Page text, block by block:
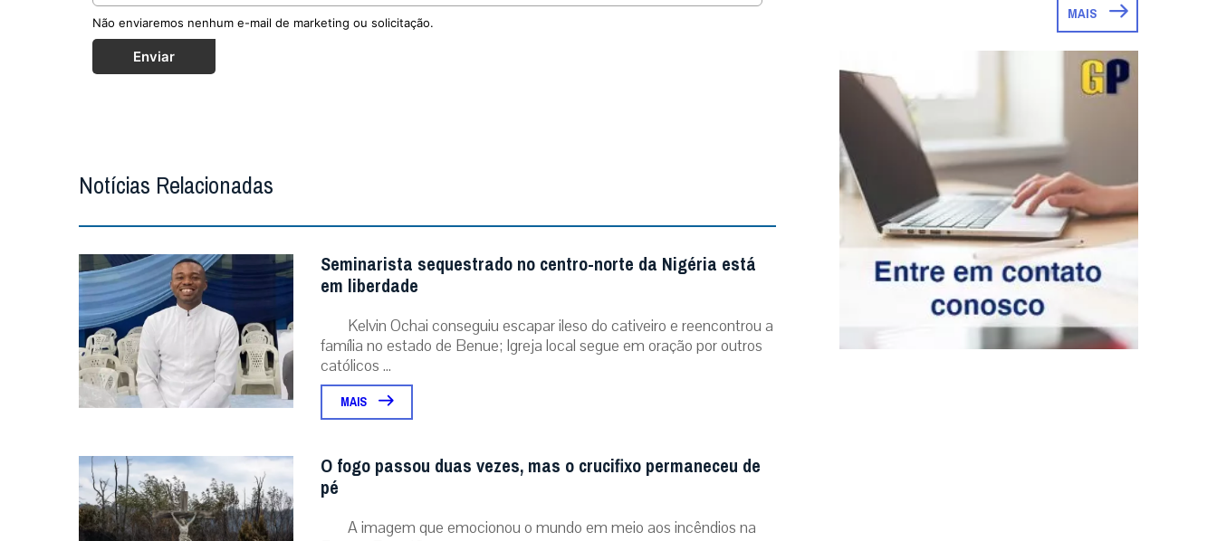
Não enviaremos nenhum e-mail de marketing ou solicitação.
Enviar
Notícias Relacionadas
Seminarista sequestrado no centro-norte da Nigéria está
em liberdade
Kelvin Ochai conseguiu escapar ileso do cativeiro e reencontrou a
família no estado de Benue; Igreja local segue em oração por outros
católicos ...
MAIS
O fogo passou duas vezes, mas o crucifixo permaneceu de
pé
A imagem que emocionou o mundo em meio aos incêndios na
MAIS